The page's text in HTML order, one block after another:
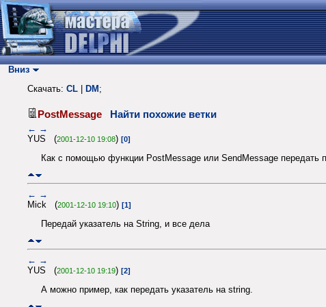
Вниз
Скачать: CL DM ;
PostMessage Найти похожие ветки
← →
YUS (2001-12-10 19:08) [0]
Как с помощью функции PostMessage или SendMessage передать
← →
Mick (2001-12-10 19:10) [1]
Передай указатель на String, и все дела
← →
YUS (2001-12-10 19:19) [2]
А можно пример, как передать указатель на string.